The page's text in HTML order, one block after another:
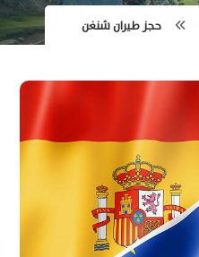
حجز طيران شنغن